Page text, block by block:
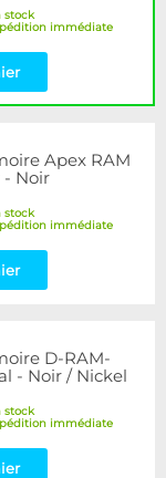
stock
immédiate
Apex RAM
- Noir
stock
immédiate
D-RAM-
- Noir / Nickel
stock
immédiate